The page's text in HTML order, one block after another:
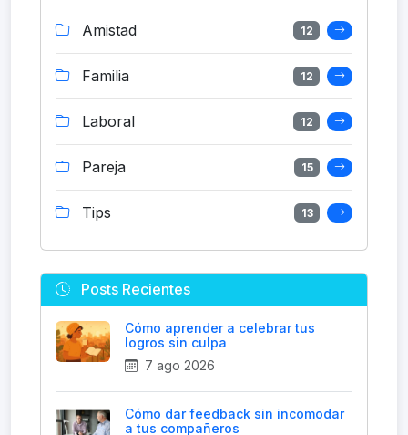
Amistad 12
Familia 12
Laboral 12
Pareja 15
Tips 13
Posts Recientes
Cómo aprender a celebrar tus
logros sin culpa
7 ago 2026
Cómo dar feedback sin incomodar
a tus compañeros